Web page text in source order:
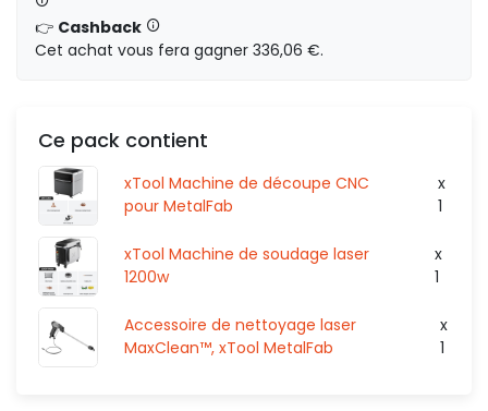
16 632,33 €
0,00 € HT
19 781,33 €
0,00 € HT
👉 Cashback
Cet achat vous fera gagner 336,06 €.
Ce pack contient
xTool Machine de découpe CNC
pour MetalFab
x
1
xTool Machine de soudage laser
1200w
x
1
Accessoire de nettoyage laser
MaxClean™, xTool MetalFab
x
1